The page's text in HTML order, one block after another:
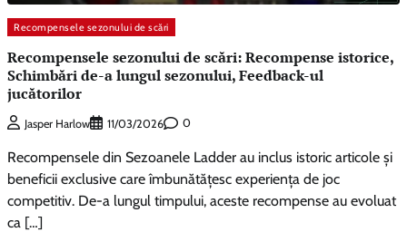
Recompensele sezonului de scări
Recompensele sezonului de scări: Recompense istorice,
Schimbări de-a lungul sezonului, Feedback-ul
jucătorilor
Jasper Harlow 11/03/2026 0
Recompensele din Sezoanele Ladder au inclus istoric articole și
beneficii exclusive care îmbunătățesc experiența de joc
competitiv. De-a lungul timpului, aceste recompense au evoluat
ca […]